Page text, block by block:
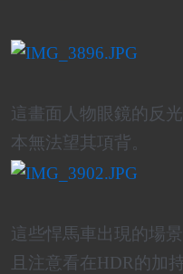
這畫面人物眼鏡的反
本無法望其項背。
這些悍馬車出現的場
且注意看在HDR的加